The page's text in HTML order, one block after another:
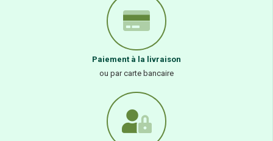
Paiement à la livraison
ou par carte bancaire